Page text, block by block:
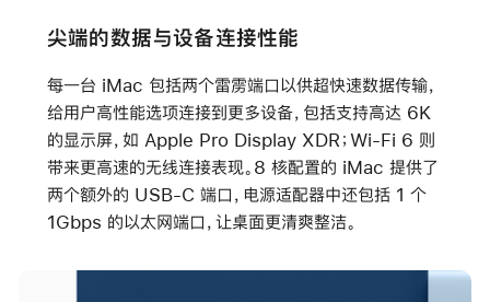
尖端的数据与设备连接性能
每一台 iMac 包括两个雷雳端口以供超快速数据传输，
给用户高性能选项连接到更多设备，包括支持高达 6K
的显示屏，如 Apple Pro Display XDR；Wi-Fi 6 则
带来更高速的无线连接表现。8 核配置的 iMac 提供了
两个额外的 USB-C 端口，电源适配器中还包括 1 个
1Gbps 的以太网端口，让桌面更清爽整洁。